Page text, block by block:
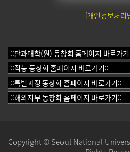
[개인정보처리
Copyright © Seoul National